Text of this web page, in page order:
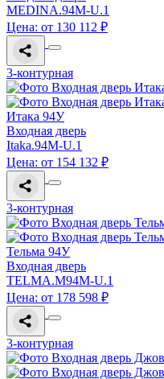
MEDINA.94M-U.1
Цена: от 130 112 ₽
3-контурная
Итака 94У
Входная дверь
Itaka.94M-U.1
Цена: от 154 132 ₽
3-контурная
Тельма 94У
Входная дверь
TELMA.M94M-U.1
Цена: от 178 598 ₽
3-контурная